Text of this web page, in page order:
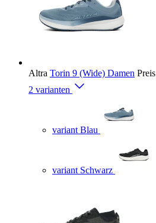
Altra Torin 9 (Wide) Damen Preis
2 varianten
variant Blau
variant Schwarz